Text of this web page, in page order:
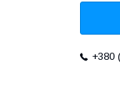
+380